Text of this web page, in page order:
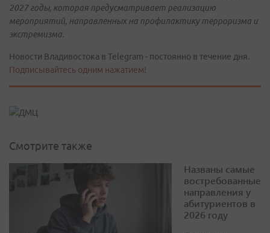
2027 годы, которая предусматривает реализацию
мероприятий, направленных на профилактику терроризма и
экстремизма.
Новости Владивостока в Telegram - постоянно в течение дня.
Подписывайтесь одним нажатием!
Смотрите также
Названы самые
востребованные
направления у
абитуриентов в
2026 году